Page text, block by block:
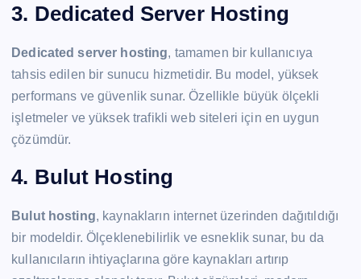
3. Dedicated Server Hosting
Dedicated server hosting, tamamen bir kullanıcıya
tahsis edilen bir sunucu hizmetidir. Bu model, yüksek
performans ve güvenlik sunar. Özellikle büyük ölçekli
işletmeler ve yüksek trafikli web siteleri için en uygun
çözümdür.
4. Bulut Hosting
Bulut hosting, kaynakların internet üzerinden dağıtıldığı
bir modeldir. Ölçeklenebilirlik ve esneklik sunar, bu da
kullanıcıların ihtiyaçlarına göre kaynakları artırıp